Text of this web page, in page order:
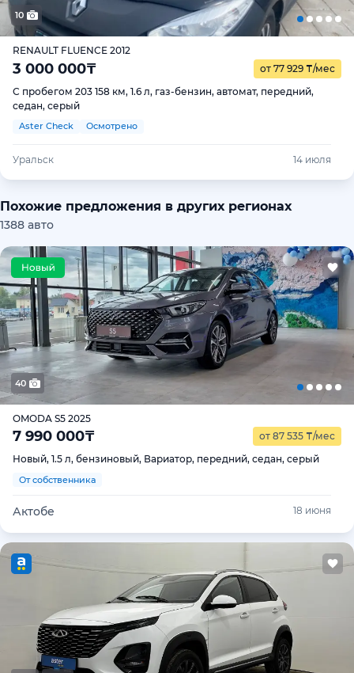
10
RENAULT FLUENCE 2012
3 000 000₸ от 77 929 ₸/мес
С пробегом 203 158 км, 1.6 л, газ-бензин, автомат, передний,
седан, серый
Aster Check Осмотрено
Уральск 14 июля
Похожие предложения в других регионах
1388 авто
40
OMODA S5 2025
7 990 000₸ от 87 535 ₸/мес
Новый, 1.5 л, бензиновый, Вариатор, передний, седан, серый
От собственника
Актобе 18 июня